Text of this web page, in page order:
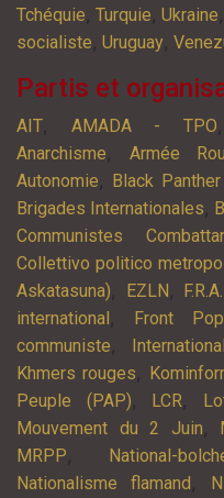
Tchéquie,Turquie,Ukraine,
socialiste, Uruguay,
Partis et
AIT, AMADA - TPO
Anarchisme, Armée
Autonomie, Black
Brigades Internationales,
Communistes
Collettivo politico
Askatasuna), EZLN ,
international , Front
communiste,
Khmers rouges,
Peuple (PAP), LCR,
Mouvement du 2 Juin,
MRPP, National-
Nationalisme flamand ,